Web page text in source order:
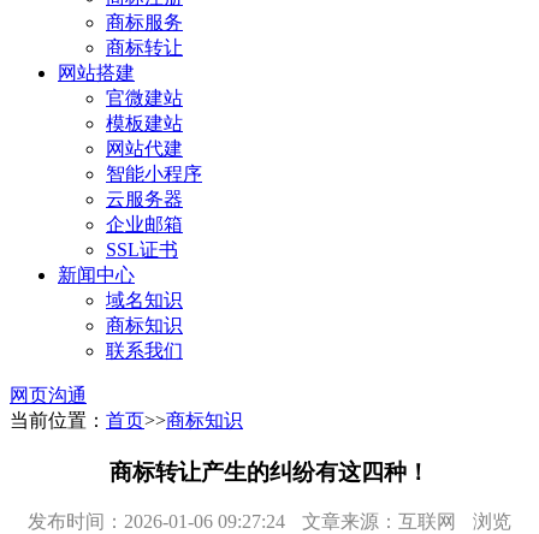
商标服务
商标转让
网站搭建
官微建站
模板建站
网站代建
智能小程序
云服务器
企业邮箱
SSL证书
新闻中心
域名知识
商标知识
联系我们
网页沟通
当前位置： 首页>>商标知识
商标转让产生的纠纷有这四种！
发布时间：2026-01-06 09:27:24 文章来源：互联网
浏览